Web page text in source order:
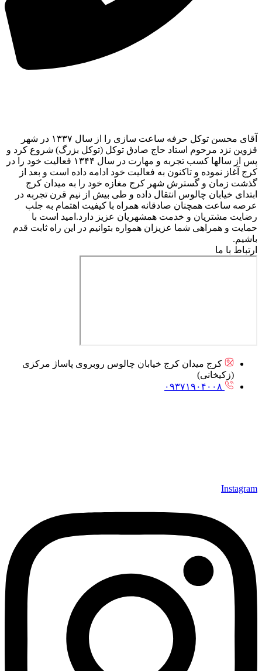
آقای محسن توکل حرفه ساعت سازی را از سال ۱۳۳۷ در شهر
قزوین نزد مرحوم استاد حاج صادق توکل (توکل بزرگ) شروع کرد و
پس از سالها کسب تجربه و مهارت در سال ۱۳۴۴ فعالیت خود را در
کرج آغاز نموده و تاکنون به فعالیت خود ادامه داده است و بعد از
گذشت زمان و گسترش شهر کرج مغازه خود را به میدان کرج
ابتدای خیابان چالوس انتقال داده و طی بیش از نیم قرن تجربه در
عرصه ساعت همچنان صادقانه همراه با کیفیت اهتمام به جلب
رضایت مشتریان و خدمت همشهریان عزیز دارد.امید است با
حمایت و همراهی شما عزیزان همواره بتوانیم در این راه ثابت قدم
باشیم.
ارتباط با ما
کرج میدان کرج خیابان چالوس روبروی پاساژ مرکزی
(زکیخانی)
۰۹۳۷۱۹۰۴۰۰۸
Instagram